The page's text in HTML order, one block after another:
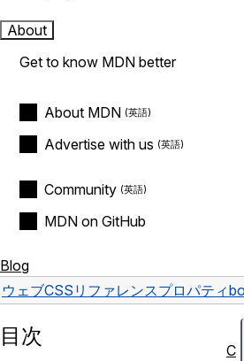
About
Get to know MDN better
About MDN
Advertise with us
Community
MDN on GitHub
Blog
ウェブCSS リファレンスプロパティ
目次
C